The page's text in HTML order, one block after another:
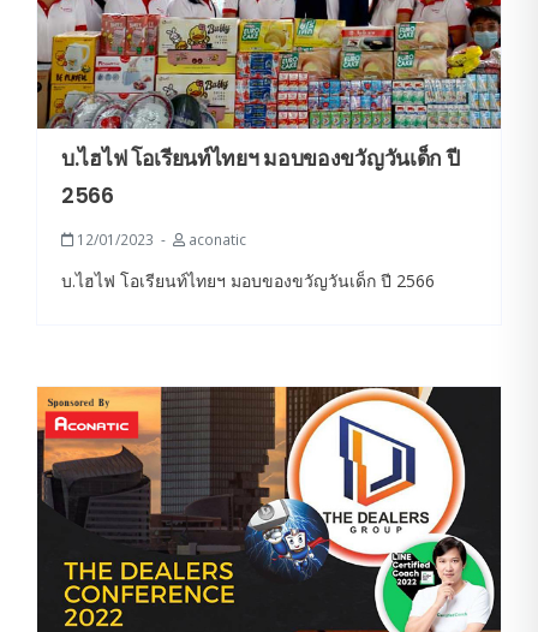
บ.ไฮไฟ​ โอเรียนท์ไทย​ฯ มอบของขวัญวันเด็ก ปี
2566
12/01/2023 aconatic
บ.ไฮไฟ​ โอเรียนท์ไทย​ฯ มอบของขวัญวันเด็ก ปี 2566